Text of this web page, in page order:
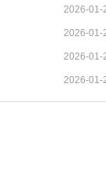
2026-01-
2026-01-
2026-01-
2026-01-